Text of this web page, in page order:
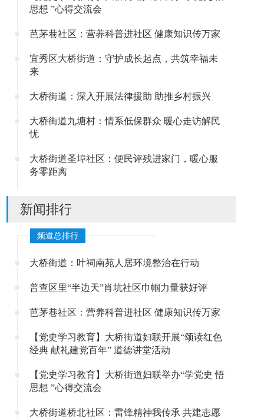
思想 ”心得交流会
芭茅巷社区：营养科普进社区 健康知识传万家
宜秀区大桥街道：守护成长起点，共筑幸福未
来
大桥街道：深入开展法律援助 助推乡村振兴
大桥街道九塘村：情系低保群众 暖心走访解民
忧
大桥街道圣埠社区：便民评残进家门，暖心服
务零距离
新闻排行
频道总排行
大桥街道：叶祠南苑人居环境整治在行动
普查区里“半边天”肖坑社区巾帼力量获好评
芭茅巷社区：营养科普进社区 健康知识传万家
【党史学习教育】大桥街道妇联开展“颂读红色
经典 献礼建党百年” 道德讲堂活动
【党史学习教育】大桥街道妇联举办“学党史 悟
思想 ”心得交流会
大桥街道桥北社区：雷锋精神我传承 共建志愿